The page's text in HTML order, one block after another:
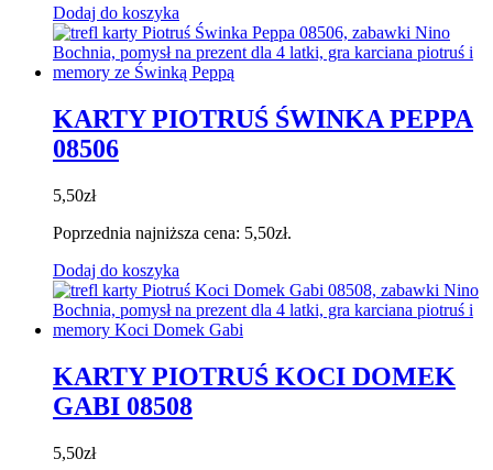
Dodaj do koszyka
KARTY PIOTRUŚ ŚWINKA PEPPA
08506
5,50zł
Poprzednia najniższa cena: 5,50zł.
Dodaj do koszyka
KARTY PIOTRUŚ KOCI DOMEK
GABI 08508
5,50zł